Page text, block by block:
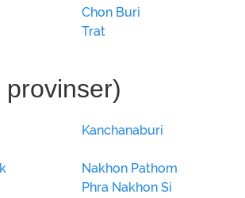
Chon Buri
Trat
Kanchanaburi
Nakhon Pathom
Phra Nakhon Si